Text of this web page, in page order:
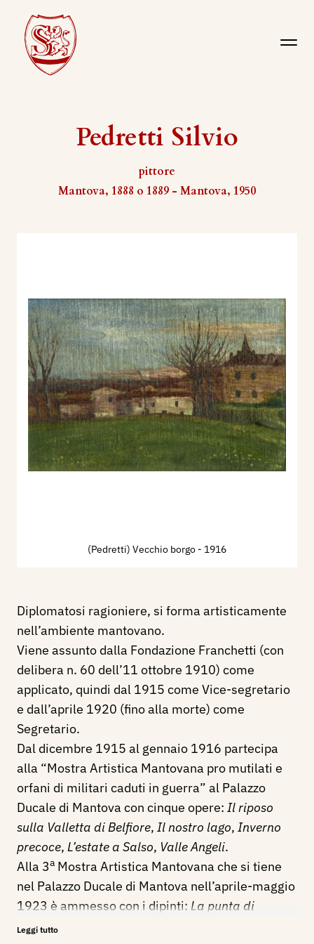
Pedretti Silvio
pittore
Mantova, 1888 o 1889 - Mantova, 1950
(Pedretti) Vecchio borgo - 1916
Diplomatosi ragioniere, si forma artisticamente
nell’ambiente mantovano.
Viene assunto dalla Fondazione Franchetti (con
delibera n. 60 dell’11 ottobre 1910) come
applicato, quindi dal 1915 come Vice-segretario
e dall’aprile 1920 (fino alla morte) come
Segretario.
Dal dicembre 1915 al gennaio 1916 partecipa
alla “Mostra Artistica Mantovana pro mutilati e
orfani di militari caduti in guerra” al Palazzo
Ducale di Mantova con cinque opere: Il riposo
sulla Valletta di Belfiore, Il nostro lago, Inverno
precoce, L’estate a Salso, Valle Angeli.
Alla 3a Mostra Artistica Mantovana che si tiene
nel Palazzo Ducale di Mantova nell’aprile-maggio
1923 è ammesso con i dipinti: La punta di
Manerba
Leggi tutto